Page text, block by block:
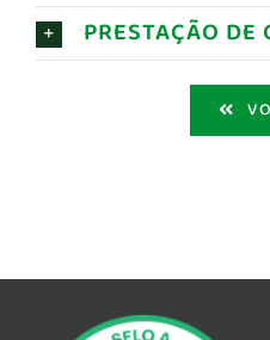
Como AjudarPRESTAÇÃO